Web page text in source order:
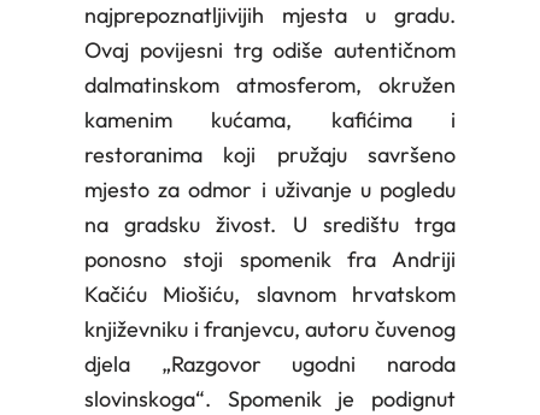
najprepoznatljivijih mjesta u gradu.
Ovaj povijesni trg odiše autentičnom
dalmatinskom atmosferom, okružen
kamenim kućama, kafićima i
restoranima koji pružaju savršeno
mjesto za odmor i uživanje u pogledu
na gradsku živost. U središtu trga
ponosno stoji spomenik fra Andriji
Kačiću Miošiću, slavnom hrvatskom
književniku i franjevcu, autoru čuvenog
djela „Razgovor ugodni naroda
slovinskoga“. Spomenik je podignut